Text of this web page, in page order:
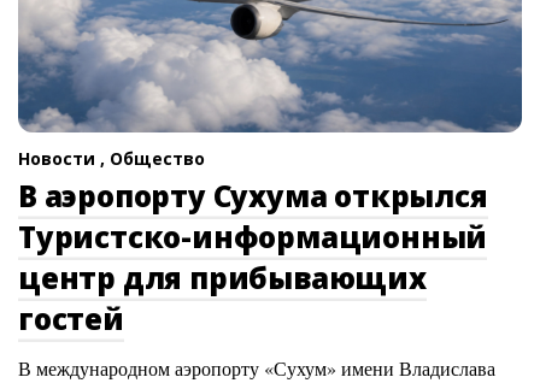
Новости , Общество
В аэропорту Сухума открылся
Туристско-информационный
центр для прибывающих
гостей
В международном аэропорту «Сухум» имени Владислава